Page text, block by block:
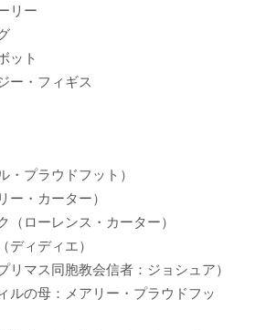
リー
ット
ー・フィギス
・プラウドフット）
ー・カーター）
（ローレンス・カーター）
ディディエ）
リマス同胞教会信者：ジョシュア）
ルの母：メアリー・プラウドフッ